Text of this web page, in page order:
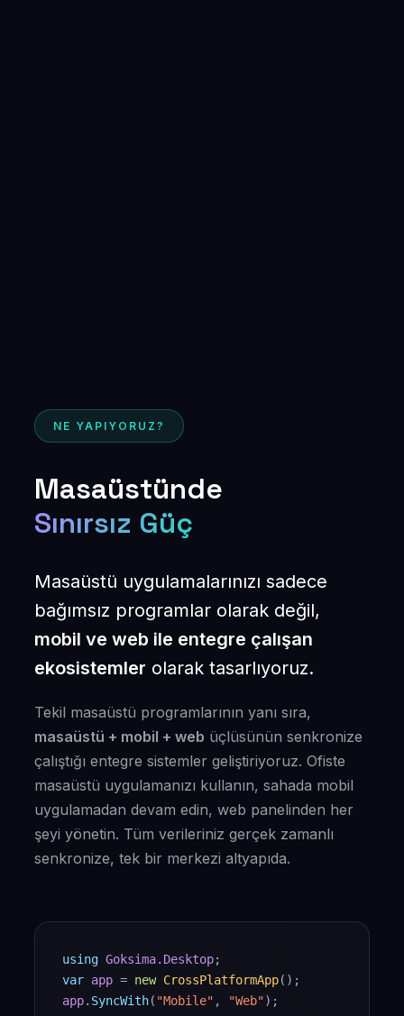
NE YAPIYORUZ?
Masaüstünde
Sınırsız Güç
Masaüstü uygulamalarınızı sadece
bağımsız programlar olarak değil,
mobil ve web ile entegre çalışan
ekosistemler olarak tasarlıyoruz.
Tekil masaüstü programlarının yanı sıra,
masaüstü + mobil + web üçlüsünün senkronize
çalıştığı entegre sistemler geliştiriyoruz. Ofiste
masaüstü uygulamanızı kullanın, sahada mobil
uygulamadan devam edin, web panelinden her
şeyi yönetin. Tüm verileriniz gerçek zamanlı
senkronize, tek bir merkezi altyapıda.
using Goksima.Desktop;
var app = new CrossPlatformApp();
app. SyncWith( "Mobile" , "Web");